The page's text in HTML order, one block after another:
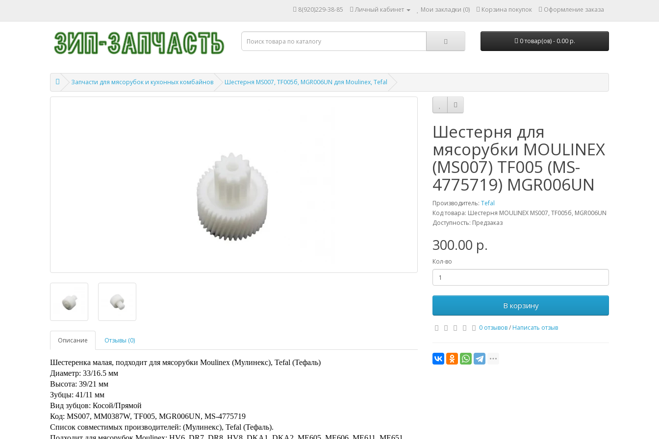
8(920)229-38-85 Личный кабинет Мои закладки (0) Корзина покупок Оформление заказа
0 товар(ов) - 0.00 р.
Запчасти для мясорубок и кухонных комбайнов Шестерня MS007, TF005б, MGR006UN для Moulinex, Tefal
Описание Отзывы (0)
Шестеренка малая, подходит для мясорубки Moulinex (Мулинекс), Tefal (Тефаль)
Диаметр: 33/16.5 мм
Высота: 39/21 мм
Зубцы: 41/11 мм
Вид зубцов: Косой/Прямой
Код: MS007, MM0387W, TF005, MGR006UN, MS-4775719
Список совместимых производителей: (Мулинекс), Tefal (Тефаль).
Шестерня для
мясорубки MOULINEX
(MS007) TF005 (MS-
4775719) MGR006UN
Производитель: Tefal
Код товара: Шестерня MOULINEX MS007, TF005б, MGR006UN
Доступность: Предзаказ
300.00 р.
Кол-во
В корзину
0 отзывов/ Написать отзыв